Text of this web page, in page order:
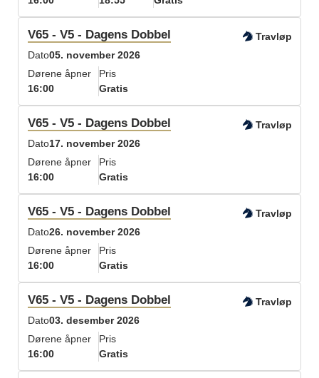
V65 - V5 - Dagens Dobbel
Travløp
Dato05. november 2026
Dørene åpner
16:00
Pris
Gratis
V65 - V5 - Dagens Dobbel
Travløp
Dato17. november 2026
Dørene åpner
16:00
Pris
Gratis
V65 - V5 - Dagens Dobbel
Travløp
Dato26. november 2026
Dørene åpner
16:00
Pris
Gratis
V65 - V5 - Dagens Dobbel
Travløp
Dato03. desember 2026
Dørene åpner
16:00
Pris
Gratis